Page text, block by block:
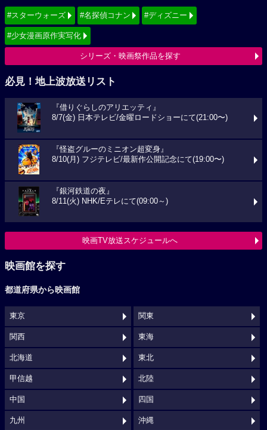
#スターウォーズ #名探偵コナン #ディズニー
#少女漫画原作実写化
シリーズ・映画祭作品を探す
必見！地上波放送リスト
『借りぐらしのアリエッティ』
8/7(金) 日本テレビ/金曜ロードショーにて(21:00〜)
『怪盗グルーのミニオン超変身』
8/10(月) フジテレビ/最新作公開記念にて(19:00〜)
『銀河鉄道の夜』
8/11(火) NHK/Eテレにて(09:00～)
映画TV放送スケジュールへ
映画館を探す
都道府県から映画館
東京 関東
関西 東海
北海道 東北
甲信越 北陸
中国 四国
九州 沖縄